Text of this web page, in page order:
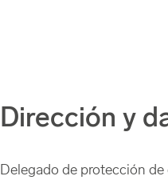
Dirección y
Delegado de protección de